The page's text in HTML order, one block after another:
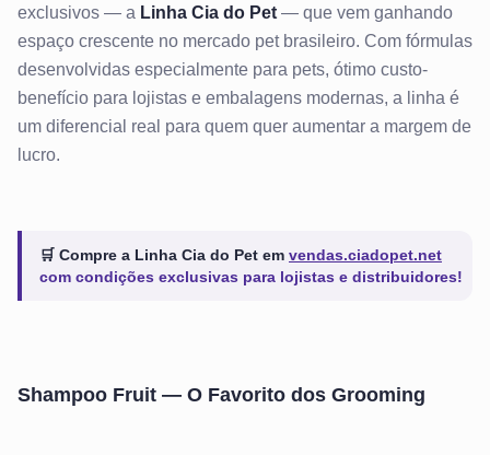
exclusivos — a Linha Cia do Pet — que vem ganhando
espaço crescente no mercado pet brasileiro. Com fórmulas
desenvolvidas especialmente para pets, ótimo custo-
benefício para lojistas e embalagens modernas, a linha é
um diferencial real para quem quer aumentar a margem de
lucro.
🛒 Compre a Linha Cia do Pet em vendas.ciadopet.net
com condições exclusivas para lojistas e distribuidores!
Shampoo Fruit — O Favorito dos Grooming